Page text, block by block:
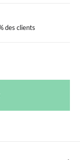
des clients